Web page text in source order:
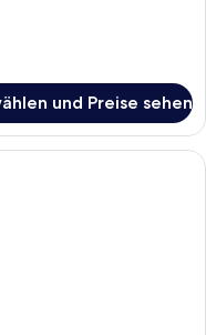
und Preise sehen
mit einem Bett,